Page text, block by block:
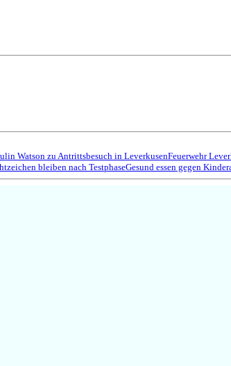
Watson zu Antrittsbesuch in LeverkusenFeuerwehr
bleiben nach TestphaseGesund essen gegen